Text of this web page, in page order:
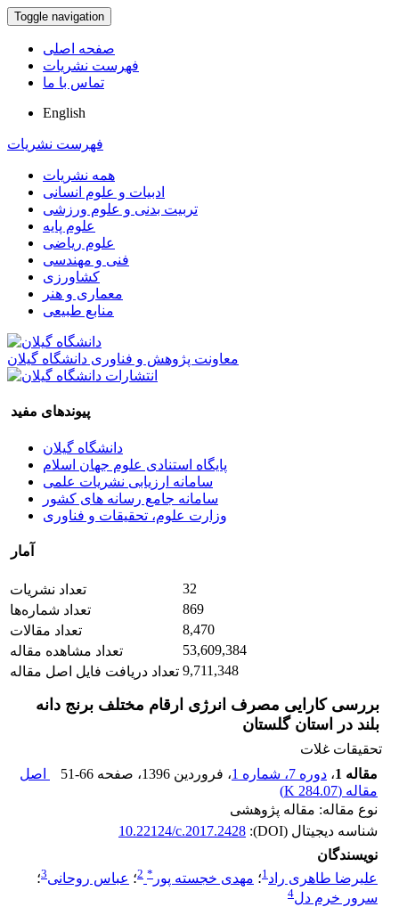
Toggle navigation
صفحه اصلی
فهرست نشریات
تماس با ما
English
فهرست نشریات
همه نشریات
ادبیات و علوم انسانی
تربیت بدنی و علوم ورزشی
علوم پایه
علوم ریاضی
فنی و مهندسی
کشاورزی
معماری و هنر
منابع طبیعی
معاونت پژوهش و فناوری دانشگاه گیلان
پیوندهای مفید
دانشگاه گیلان
پایگاه استنادی علوم جهان اسلام
سامانه ارزیابی نشریات علمی
سامانه جامع رسانه های کشور
وزارت علوم، تحقیقات و فناوری
آمار
تعداد نشریات
32
تعداد شماره‌ها
869
تعداد مقالات
8,470
تعداد مشاهده مقاله
53,609,384
تعداد دریافت فایل اصل مقاله 9,711,348
بررسی کارایی مصرف انرژی ارقام مختلف برنج دانه
بلند در استان گلستان
تحقیقات غلات
مقاله 1
، دوره 7، شماره 1 ، فروردین 1396 ، صفحه 51-66
اصل
مقاله (284.07 K
)
نوع مقاله: مقاله پژوهشی
شناسه دیجیتال (DOI):
10.22124/c.2017.2428
نویسندگان
علیرضا طاهری راد1؛ مهدی خجسته پور *
2؛ عباس روحانی3؛
سرور خرم دل4